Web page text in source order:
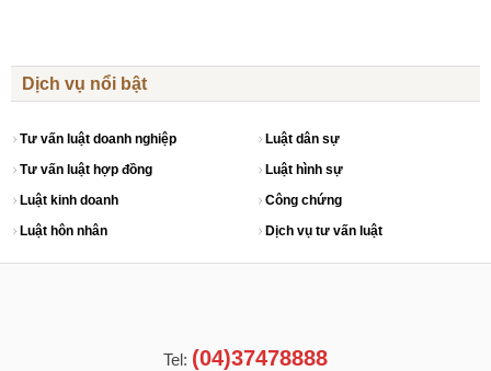
Dịch vụ nổi bật
Tư vấn luật doanh nghiệp
Tư vấn luật hợp đồng
Luật dân sự
Luật hình sự
Luật kinh doanh
Luật hôn nhân
Công chứng
Dịch vụ tư vấn luật
Tel: (04)37478888